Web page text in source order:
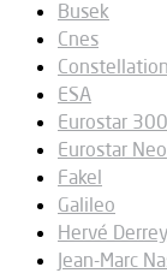
Busek
Cnes
ESA
Eurostar
Eurostar Neo
Fakel
Galileo
Hervé Derrey
Jean-Marc